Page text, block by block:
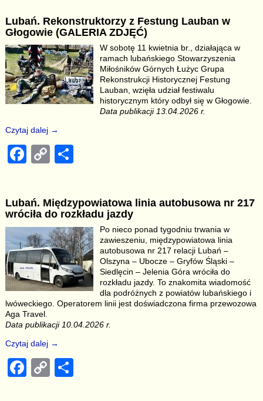
e
b
o
o
k
y
Li
n
k
e
Lubań. Rekonstruktorzy z Festung Lauban w
Głogowie (GALERIA ZDJĘĆ)
W sobotę 11 kwietnia br., działająca w
ramach lubańskiego Stowarzyszenia
Miłośników Górnych Łużyc Grupa
Rekonstrukcji Historycznej Festung
Lauban, wzięła udział festiwalu
historycznym który odbył się w Głogowie.
Data publikacji 13.04.2026 r.
Czytaj dalej →
F
e
b
o
o
k
C
y
Li
n
k
e
Lubań. Międzypowiatowa linia autobusowa nr 217
wróciła do rozkładu jazdy
Po nieco ponad tygodniu trwania w
zawieszeniu, międzypowiatowa linia
autobusowa nr 217 relacji Lubań –
Olszyna – Ubocze – Gryfów Śląski –
Siedlęcin – Jelenia Góra wróciła do
rozkładu jazdy. To znakomita wiadomość
dla podróżnych z powiatów lubańskiego i
lwóweckiego. Operatorem linii jest doświadczona firma przewozowa
Aga Travel.
Data publikacji 10.04.2026 r.
Czytaj dalej →
F
C